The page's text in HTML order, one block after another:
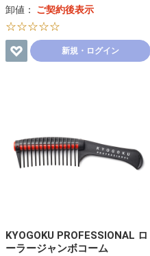
卸値： ご契約後表示
☆☆☆☆☆
新規・ログイン
KYOGOKU PROFESSIONAL ロ
ーラージャンボコーム